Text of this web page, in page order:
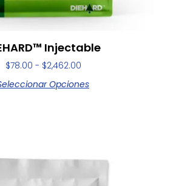
Injectable
$78.00 - $2,462.00
Opciones